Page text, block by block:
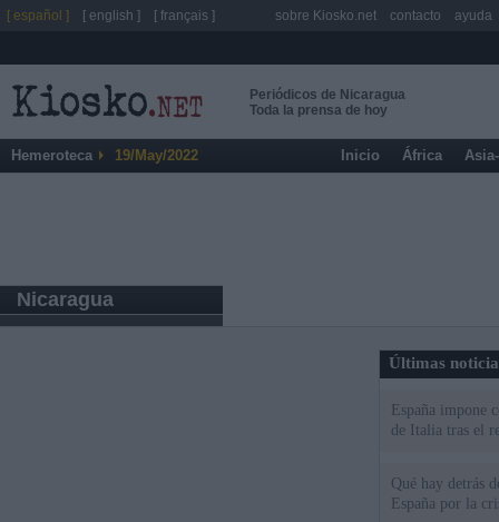
Periódicos de Nicaragua
Toda la prensa de hoy
Hemeroteca 19/May/2022 Inicio África
Nicaragua
Últimas
España impone
de Italia tras el
Qué hay detrás
España por la
[ español ] [ english ] [ français ] sobre Kiosko.net contacto ayuda